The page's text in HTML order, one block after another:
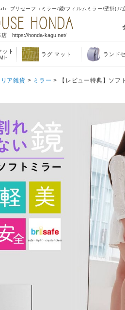
ブリセーフ（ミラー/鏡/フィルムミラー/壁掛け
https://honda-kagu.net/
ット
ラグ マット ランド
ア雑貨 > ミラー > 【レビュー特典】ソフ